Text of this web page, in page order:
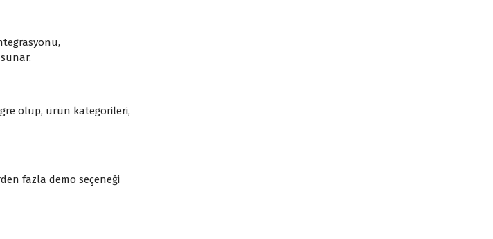
olup, ürün kategorileri,
fazla demo seçeneği